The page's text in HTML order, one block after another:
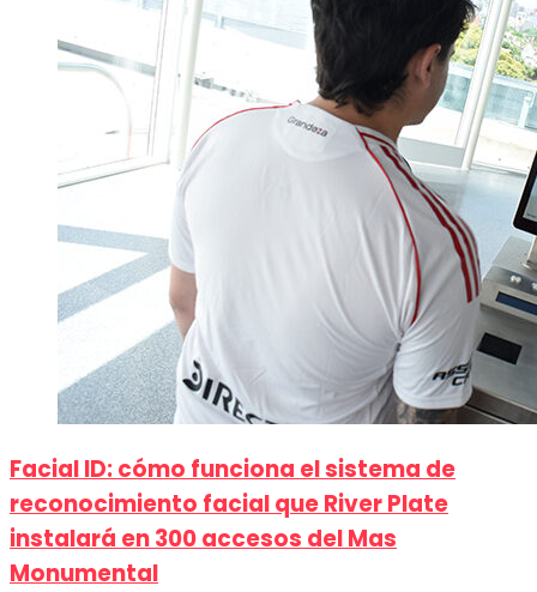
Facial ID: cómo funciona el sistema de
reconocimiento facial que River Plate
instalará en 300 accesos del Mas
Monumental